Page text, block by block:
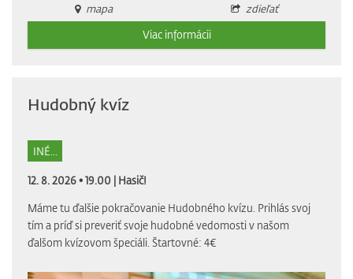
mapa
zdieľať
Viac informácii
Hudobný kvíz
INÉ...
12. 8. 2026 • 19.00 | Hasič!
Máme tu ďalšie pokračovanie Hudobného kvízu. Prihlás svoj
tím a príď si preveriť svoje hudobné vedomosti v našom
ďalšom kvízovom špeciáli. Štartovné: 4€